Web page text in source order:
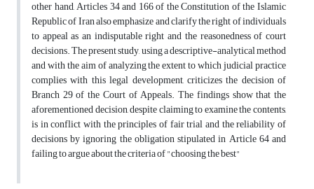
other hand, Articles 34 and 166 of the Constitution of the Islamic
Republic of Iran also emphasize and clarify the right of individuals
to appeal as an indisputable right and the reasonedness of court
decisions. The present study, using a descriptive-analytical method
and with the aim of analyzing the extent to which judicial practice
complies with this legal development, criticizes the decision of
Branch 29 of the Court of Appeals. The findings show that the
aforementioned decision, despite claiming to examine the contents,
is in conflict with the principles of fair trial and the reliability of
decisions by ignoring the obligation stipulated in Article 64 and
failing to argue about the criteria of "choosing the best"